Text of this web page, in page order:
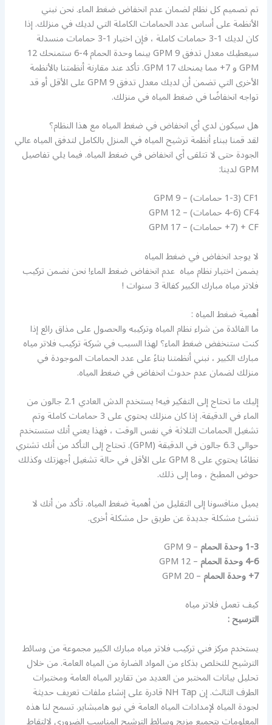
تم تصميم كل نظام لضمان عدم انخفاض ضغط الماء. نحن نبني
الأنظمة على أساس عدد الحمامات الكاملة التي لديك في منزلك. إذا
كان لديك 1-3 حمامات كاملة ، فإن اختيار 1-3 حمامات منسدلة
سيعطيك معدل تدفق 9 GPM بينما وحدة الحمام 4-6 ستمنحك 12
GPM و 7+ مما يمنحك 17 GPM. تأكد عند مقارنة أنظمتنا بالأنظمة
الأخرى التي تضمن أن لديك معدل تدفق GPM 9 على الأقل أو قد
تواجه انخفاضًا في ضغط المياه في منزلك.
هل سيكون لدي أي انخفاض في ضغط المياه مع هذا النظام؟
لقد قمنا ببناء أنظمة ترشيح المياه في المنزل بالكامل لتدفق المياه عالي
الجودة حتى لا تتلقى أي انخفاض في ضغط المياه. فيما يلي تفاصيل
GPM لدينا:
CF1 (1-3 حمامات) – 9 GPM
CF4 (4-6 حمامات) – 12 GPM
CF + (7+ حمامات) – 17 GPM
لا يوجد انخفاض في ضغط المياه
يضمن اختيار نظام مياه عدم انخفاض ضغط الماء! نحن نضمن تركيب
فلاتر مياه مبارك الكبير كفالة 3 سنوات !
أهمية ضغط المياه :
ما الفائدة من شراء نظام المياه وتركيبه والحصول على مذاق رائع إذا
كنت ستنخفض ضغط الماء؟ لهذا السبب في شركة تركيب فلاتر مياه
مبارك الكبير ، نبني أنظمتنا بناءً على عدد الحمامات الموجودة في
منزلك لضمان عدم حدوث انخفاض في ضغط المياه.
إليك ما تحتاج إلى التفكير فيه! يستخدم الدش العادي 2.1 جالون من
الماء في الدقيقة. إذا كان منزلك يحتوي على 3 حمامات كاملة وتم
تشغيل الحمامات الثلاثة في نفس الوقت ، فهذا يعني أنك ستستخدم
حوالي 6.3 جالون في الدقيقة (GPM). تحتاج إلى التأكد من أنك تشتري
نظامًا يحتوي على 8 GPM على الأقل في حالة تشغيل أجهزتك وكذلك
حوض المطبخ ، وما إلى ذلك.
يميل منافسونا إلى التقليل من أهمية ضغط المياه. تأكد من أنك لا
تنشئ مشكلة جديدة عن طريق حل مشكلة أخرى.
1-3 وحدة الحمام
– 9 GPM
4-6 وحدة الحمام – 12 GPM
7+ وحدة الحمام
– 20 GPM
كيف تعمل فلاتر مياه
الترسيح :
يستخدم مركز فني تركيب فلاتر مياه مبارك الكبير مجموعة من وسائط
الترشيح للتخلص بذكاء من المواد الضارة من المياه العامة. من خلال
تحليل بيانات المختبر من العديد من تقارير المياه العامة ومختبرات
الطرف الثالث. إن NH Tap قادرة على إنشاء ملفات تعريف حديثة
لجودة المياه لإمدادات المياه العامة في نيو هامبشاير. تسمح لنا هذه